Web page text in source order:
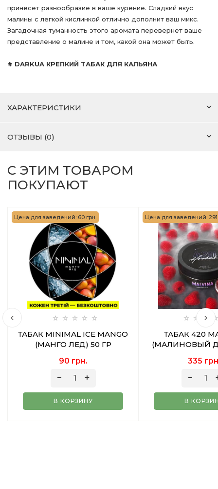
принесет разнообразие в ваше курение. Сладкий вкус
малины с легкой кислинкой отлично дополнит ваш микс.
Загадочная туманность этого аромата перевернет ваше
представление о малине и том, какой она может быть.
# DARKUA КРЕПКИЙ ТАБАК ДЛЯ КАЛЬЯНА
ХАРАКТЕРИСТИКИ
ОТЗЫВЫ (0)
С ЭТИМ ТОВАРОМ
ПОКУПАЮТ
Цена для заведений: 60 грн.
ТАБАК MINIMAL ICE MANGO
(МАНГО ЛЕД) 50 ГР
90 грн.
В КОРЗИНУ
Цена для заведений: 291
ТАБАК 420
(МАЛИНОВЫЙ
335
В